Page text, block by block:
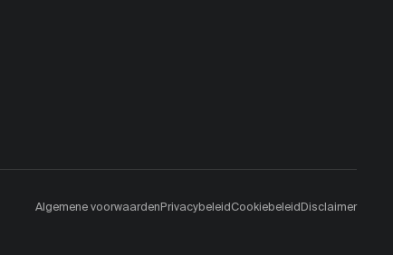
Algemene voorwaardenPrivacybeleidCookiebeleidDisclaimer